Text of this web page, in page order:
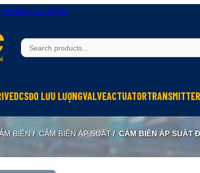
SOLUTIONS
DCSĐO LƯU LƯỢNGVALVEACTUATORTRANSMITTER
BIẾN / CẢM BIẾN ÁP SUẤT / CẢM BIẾN ÁP SUẤT ĐẦU RA